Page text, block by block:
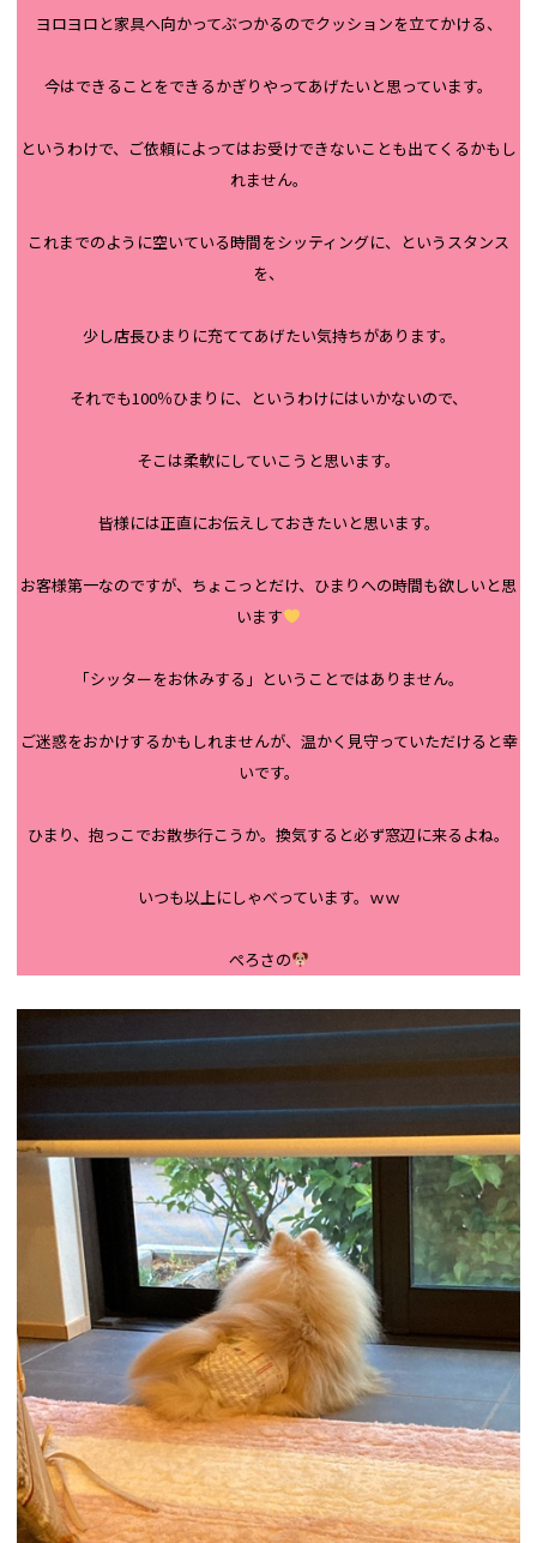
ヨロヨロと家具へ向かってぶつかるのでクッションを立てかける、
今はできることをできるかぎりやってあげたいと思っています。
というわけで、ご依頼によってはお受けできないことも出てくるかもし
れません。
これまでのように空いている時間をシッティングに、というスタンス
を、
少し店長ひまりに充ててあげたい気持ちがあります。
それでも100％ひまりに、というわけにはいかないので、
そこは柔軟にしていこうと思います。
皆様には正直にお伝えしておきたいと思います。
お客様第一なのですが、ちょこっとだけ、ひまりへの時間も欲しいと思
います
「シッターをお休みする」ということではありません。
ご迷惑をおかけするかもしれませんが、温かく見守っていただけると幸
いです。
ひまり、抱っこでお散歩行こうか。換気すると必ず窓辺に来るよね。
いつも以上にしゃべっています。ｗｗ
ぺろさの